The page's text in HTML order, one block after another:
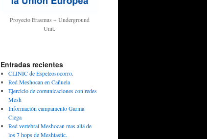
Proyecto Erasmus + Underground
Unit.
Entradas recientes
CLINIC de Espeleosocorro.
Red Meshocan en Cañuela
Ejercicio de comunicaciones con redes
Mesh
Información campamento Garma
Ciega
Red vertebral Meshocan mas allá de
los 7 hops de Meshtastic.